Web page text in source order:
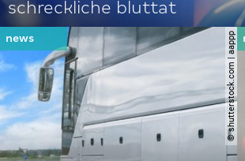
schreckliche bluttat
© shutterstock.com | aappp